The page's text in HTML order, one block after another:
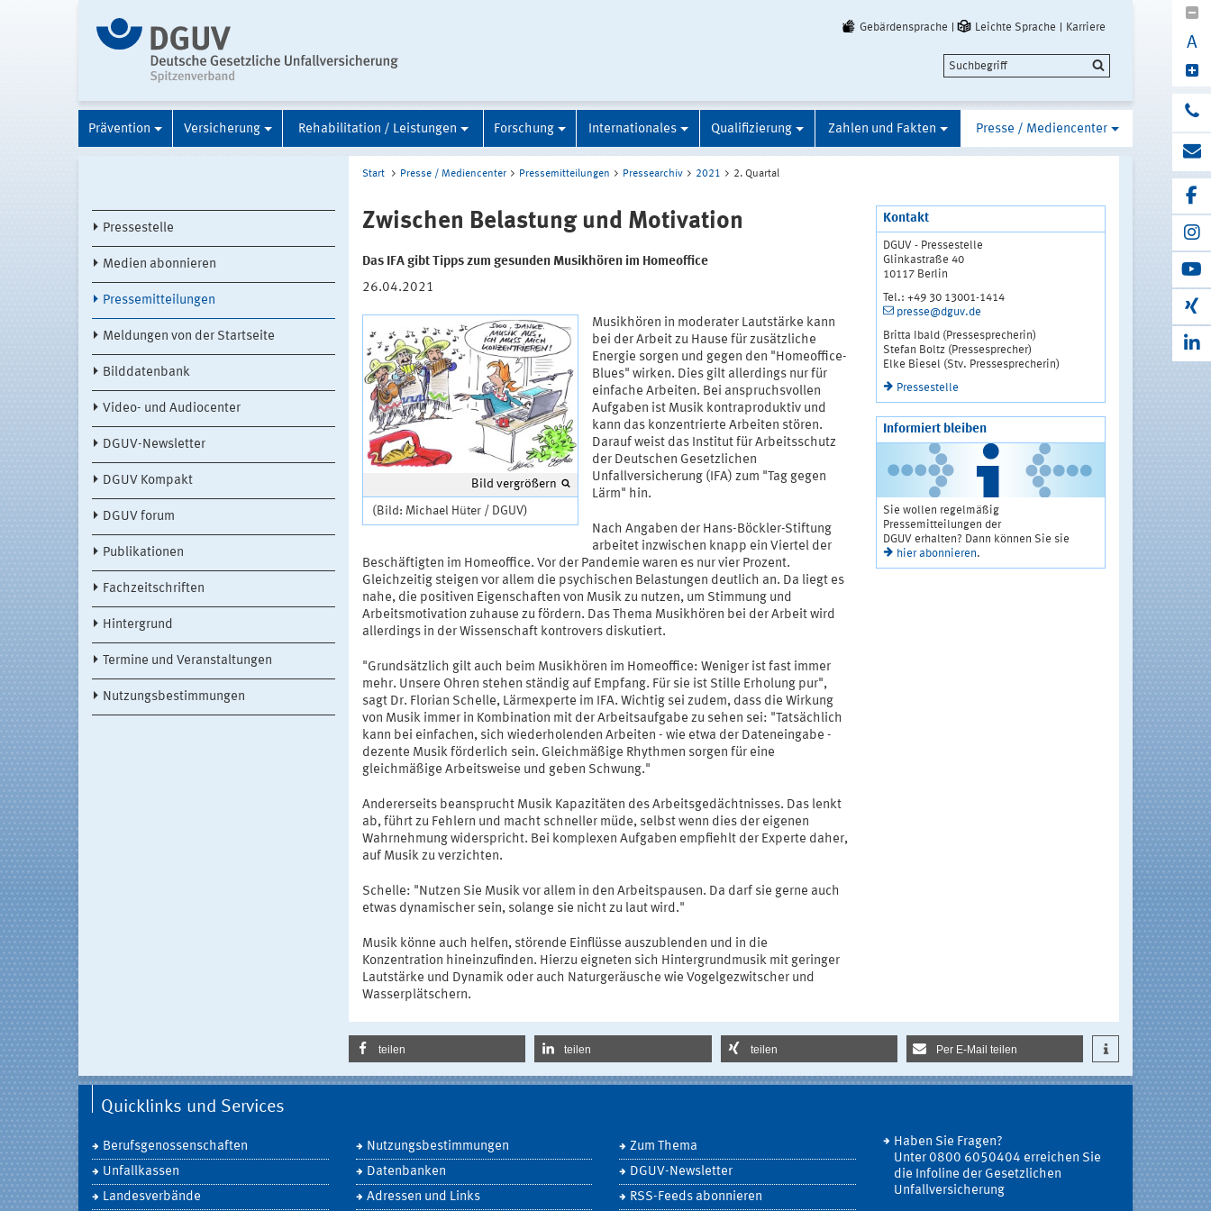
Gebärdensprache Leichte Sprache Karriere
A
Prävention Versicherung Rehabilitation / Leistungen Forschung Internationales Qualifizierung Zahlen und Fakten Presse / Mediencenter
Pressestelle
Medien abonnieren
Pressemitteilungen
Meldungen von der Startseite
Bilddatenbank
Video- und Audiocenter
DGUV-Newsletter
DGUV Kompakt
DGUV forum
Publikationen
Fachzeitschriften
Hintergrund
Termine und Veranstaltungen
Nutzungsbestimmungen
Start Presse / Mediencenter Pressemitteilungen Pressearchiv 2021 2. Quartal
Zwischen Belastung und Motivation
Das IFA gibt Tipps zum gesunden Musikhören im Homeoffice
26.04.2021
Bild vergrößern
(Bild: Michael Hüter / DGUV)
Musikhören in moderater Lautstärke kann
bei der Arbeit zu Hause für zusätzliche
Energie sorgen und gegen den "Homeoffice-
Blues" wirken. Dies gilt allerdings nur für
einfache Arbeiten. Bei anspruchsvollen
Aufgaben ist Musik kontraproduktiv und
kann das konzentrierte Arbeiten stören.
Darauf weist das Institut für Arbeitsschutz
der Deutschen Gesetzlichen
Unfallversicherung (IFA) zum "Tag gegen
Lärm" hin.
Nach Angaben der Hans-Böckler-Stiftung
arbeitet inzwischen knapp ein Viertel der
Beschäftigten im Homeoffice. Vor der Pandemie waren es nur vier Prozent.
Gleichzeitig steigen vor allem die psychischen Belastungen deutlich an. Da liegt es
nahe, die positiven Eigenschaften von Musik zu nutzen, um Stimmung und
Arbeitsmotivation zuhause zu fördern. Das Thema Musikhören bei der Arbeit wird
allerdings in der Wissenschaft kontrovers diskutiert.
"Grundsätzlich gilt auch beim Musikhören im Homeoffice: Weniger ist fast immer
mehr. Unsere Ohren stehen ständig auf Empfang. Für sie ist Stille Erholung pur",
sagt Dr. Florian Schelle, Lärmexperte im IFA. Wichtig sei zudem, dass die Wirkung
von Musik immer in Kombination mit der Arbeitsaufgabe zu sehen sei: "Tatsächlich
kann bei einfachen, sich wiederholenden Arbeiten - wie etwa der Dateneingabe -
dezente Musik förderlich sein. Gleichmäßige Rhythmen sorgen für eine
gleichmäßige Arbeitsweise und geben Schwung."
Andererseits beansprucht Musik Kapazitäten des Arbeitsgedächtnisses. Das lenkt
ab, führt zu Fehlern und macht schneller müde, selbst wenn dies der eigenen
Wahrnehmung widerspricht. Bei komplexen Aufgaben empfiehlt der Experte daher,
auf Musik zu verzichten.
Schelle: "Nutzen Sie Musik vor allem in den Arbeitspausen. Da darf sie gerne auch
etwas dynamischer sein, solange sie nicht zu laut wird."
Musik könne auch helfen, störende Einflüsse auszublenden und in die
Konzentration hineinzufinden. Hierzu eigneten sich Hintergrundmusik mit geringer
Lautstärke und Dynamik oder auch Naturgeräusche wie Vogelgezwitscher und
Wasserplätschern.
Kontakt
DGUV - Pressestelle
Glinkastraße 40
10117 Berlin
Tel.: +49 30 13001-1414
presse@dguv.de
Britta Ibald (Pressesprecherin)
Stefan Boltz (Pressesprecher)
Elke Biesel (Stv. Pressesprecherin)
Pressestelle
Informiert bleiben
Sie wollen regelmäßig
Pressemitteilungen der
DGUV erhalten? Dann können Sie sie
hier abonnieren.
teilen teilen teilen Per E-Mail teilen
Quicklinks und Services
Berufsgenossenschaften
Unfallkassen
Landesverbände
Nutzungsbestimmungen
Datenbanken
Adressen und Links
Zum Thema
DGUV-Newsletter
RSS-Feeds abonnieren
Haben Sie Fragen?
Unter 0800 6050404 erreichen Sie
die Infoline der Gesetzlichen
Unfallversicherung